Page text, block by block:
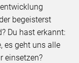
begeisterst
Du hast erkannt:
es geht uns alle
einsetzen?